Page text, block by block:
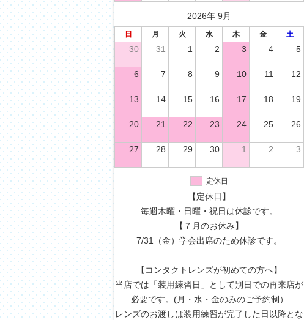
2026年 9月
日 月 火 水 木 金 土
30 31 1 2 3 4 5
6 7 8 9 10 11 12
13 14 15 16 17 18 19
20 21 22 23 24 25 26
27 28 29 30 1 2 3
定休日
【定休日】
毎週木曜・日曜・祝日は休診です。
【７月のお休み】
7/31（金）学会出席のため休診です。
【コンタクトレンズが初めての方へ】
当店では「装用練習日」として別日での再来店が
必要です。(月・水・金のみのご予約制）
レンズのお渡しは装用練習が完了した日以降とな